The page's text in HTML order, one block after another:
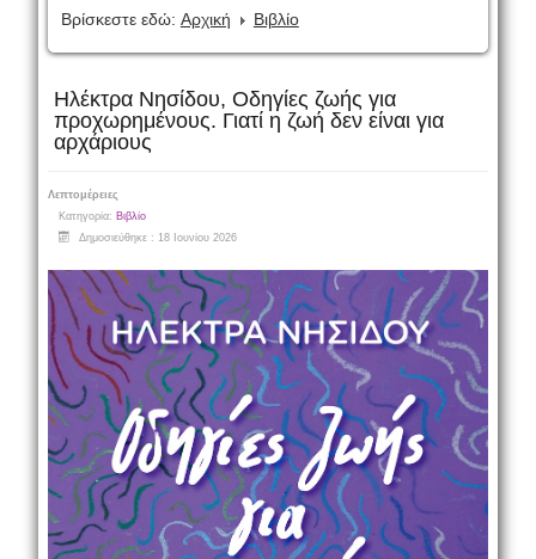
Βρίσκεστε εδώ: Αρχική Βιβλίο
Ηλέκτρα Νησίδου, Οδηγίες ζωής για
προχωρημένους. Γιατί η ζωή δεν είναι για
αρχάριους
Λεπτομέρειες
Κατηγορία: Βιβλίο
Δημοσιεύθηκε : 18 Ιουνίου 2026